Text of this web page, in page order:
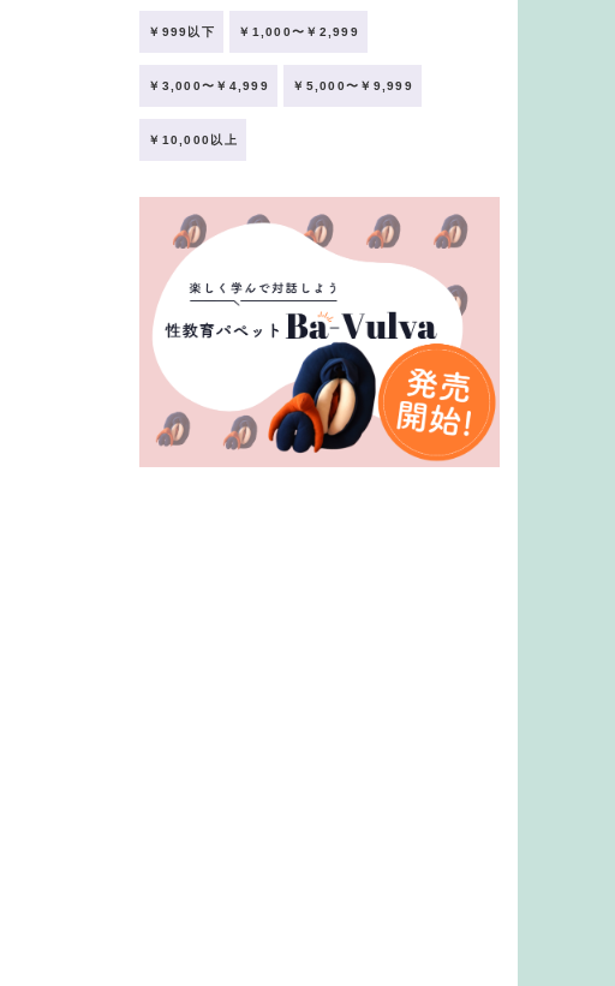
￥999以下 ￥1,000〜￥2,999
￥3,000〜￥4,999 ￥5,000〜￥9,999
￥10,000以上